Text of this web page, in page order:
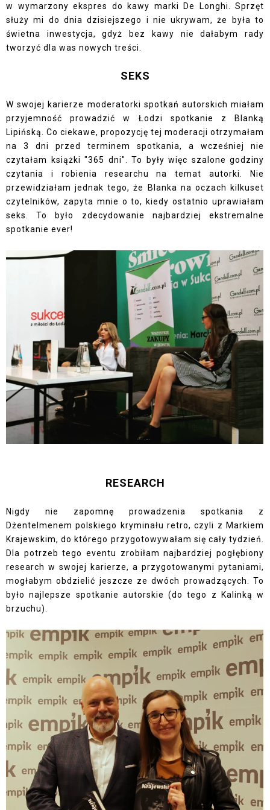
w wymarzony ekspres do kawy marki De Longhi. Sprzęt
służy mi do dnia dzisiejszego i nie ukrywam, że była to
świetna inwestycja, gdyż bez kawy nie dałabym rady
tworzyć dla was nowych treści.
SEKS
W swojej karierze moderatorki spotkań autorskich miałam
przyjemność prowadzić w Łodzi spotkanie z Blanką
Lipińską. Co ciekawe, propozycję tej moderacji otrzymałam
na 3 dni przed terminem spotkania, a wcześniej nie
czytałam książki "365 dni". To były więc szalone godziny
czytania i robienia researchu na temat autorki. Nie
przewidziałam jednak tego, że Blanka na oczach kilkuset
czytelników, zapyta mnie o to, kiedy ostatnio uprawiałam
seks. To było zdecydowanie najbardziej ekstremalne
spotkanie ever!
RESEARCH
Nigdy nie zapomnę prowadzenia spotkania z
Dżentelmenem polskiego kryminału retro, czyli z Markiem
Krajewskim, do którego przygotowywałam się cały tydzień.
Dla potrzeb tego eventu zrobiłam najbardziej pogłębiony
research w swojej karierze, a przygotowanymi pytaniami,
mogłabym obdzielić jeszcze ze dwóch prowadzących. To
było najlepsze spotkanie autorskie (do tego z Kalinką w
brzuchu).